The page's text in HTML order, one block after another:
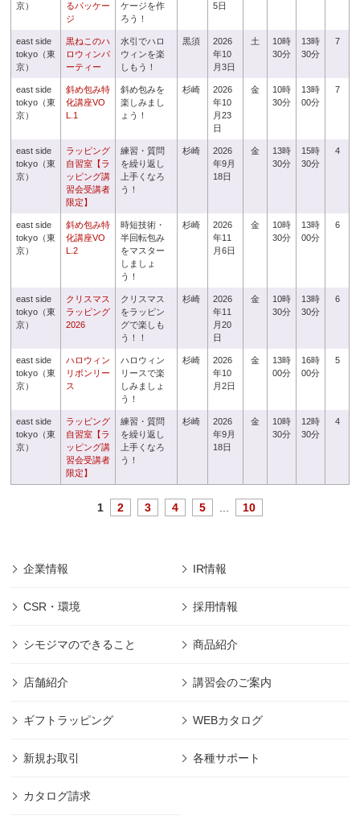
京）
るパッケー
ジ
ケージを作
ろう！
5日
east side
tokyo（東
京）
黒ねこのハ
ロウィンパ
ーティー
水引でハロ
ウィンを楽
しもう！
黒須
2026
年10
月3日
土
10時
30分
13時
30分
7
east side
tokyo（東
京）
斜め包み特
化講座VO
L.1
斜め包みを
楽しみまし
ょう！
杉崎
2026
年10
月23
日
金
10時
30分
13時
00分
7
east side
tokyo（東
京）
ラッピング
自習室【ラ
ッピング講
習会受講者
限定】
練習・質問
を繰り返し
上手くなろ
う！
杉崎
2026
年9月
18日
金
13時
30分
15時
30分
4
east side
tokyo（東
京）
斜め包み特
化講座VO
L.2
時短技術・
半回転包み
をマスター
しましょ
う！
杉崎
2026
年11
月6日
金
10時
30分
13時
00分
6
east side
tokyo（東
京）
クリスマス
ラッピング
2026
クリスマス
をラッピン
グで楽しも
う！！
杉崎
2026
年11
月20
日
金
10時
30分
13時
30分
6
east side
tokyo（東
京）
ハロウィン
リボンリー
ス
ハロウィン
リースで楽
しみましょ
う！
杉崎
2026
年10
月2日
金
13時
00分
16時
00分
5
east side
tokyo（東
京）
ラッピング
自習室【ラ
ッピング講
習会受講者
限定】
練習・質問
を繰り返し
上手くなろ
う！
杉崎
2026
年9月
18日
金
10時
30分
12時
30分
4
1 2 3 4 5 10
企業情報 IR情報
CSR・環境 採用情報
シモジマのできること 商品紹介
店舗紹介 講習会のご案内
ギフトラッピング WEBカタログ
新規お取引 各種サポート
カタログ請求